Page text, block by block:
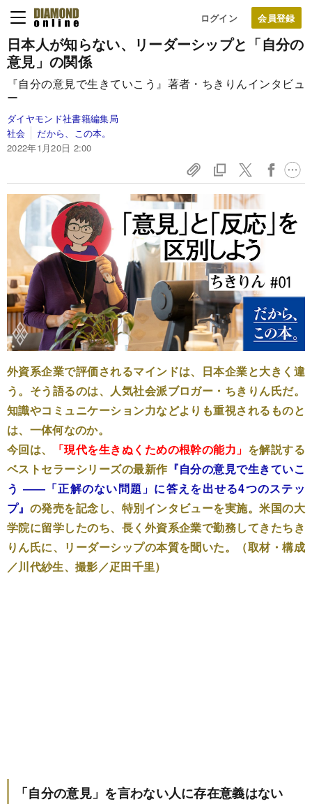
ログイン
日本人が知らない、リーダーシップと「自分の
意見」の関係
『自分の意見で生きていこう』著者・ちきりんインタビュ
ー
ダイヤモンド社書籍編集局
社会
だから、この本。
2022年1月20日 2:00
外資系企業で評価されるマインドは、日本企業と大きく違
う。そう語るのは、人気社会派ブロガー・ちきりん氏だ。
知識やコミュニケーション力などよりも重視されるものと
は、一体何なのか。
今回は、
「現代を生きぬくための根幹の能力」 を解説する
ベストセラーシリーズの最新作『自分の意見で生きていこ
う ――「正解のない問題」に答えを出せる4つのステッ
プ』 の発売を記念し、特別インタビューを実施。米国の大
学院に留学したのち、長く外資系企業で勤務してきたちき
りん氏に、リーダーシップの本質を聞いた。（取材・構成
／川代紗生、撮影／疋田千里）
「自分の意見」を言わない人に存在意義はない